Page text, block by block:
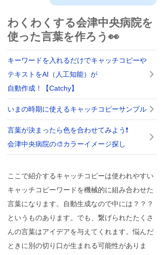
わくわくする会津中央病院を
使った言葉を作ろう👀
キーワードを入れるだけでキャッチコピーや
テキストをAI（人工知能）が
自動作成！【Catchy】
いまの時期に使えるキャッチコピーサンプル
言葉が決まったら色を合わせてみよう❗
会津中央病院の🎨カラーイメージ探し
ここで紹介するキャッチコピーは使われやすい
キャッチコピーワードを機械的に組み合わせた
言葉になります。自動生成なので中には？？？
というものあります。でも、繋げられたたくさ
んの言葉はアイデアを与えてくれます。悩んだ
ときに別の切り口が生まれる可能性がありま